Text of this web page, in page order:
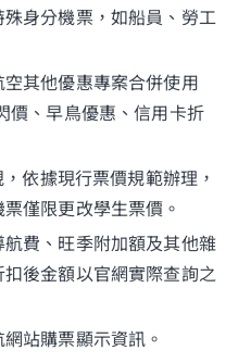
身分機票，如船員、勞工
其他優惠專案合併使用
價、早鳥優惠、信用卡折
依據現行票價規範辦理，
僅限更改學生票價。
費、旺季附加額及其他雜
後金額以官網實際查詢之
站購票顯示資訊。